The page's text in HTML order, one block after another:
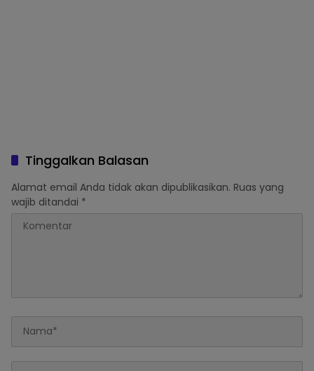
Tinggalkan Balasan
Alamat email Anda tidak akan dipublikasikan. Ruas yang
wajib ditandai *